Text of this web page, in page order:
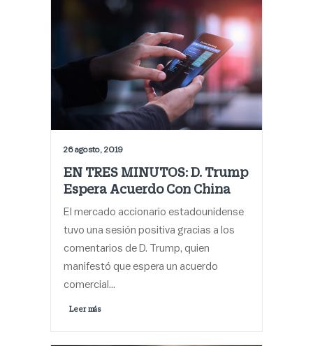
26 agosto, 2019
EN TRES MINUTOS: D. Trump
Espera Acuerdo Con China
El mercado accionario estadounidense
tuvo una sesión positiva gracias a los
comentarios de D. Trump, quien
manifestó que espera un acuerdo
comercial…
Leer más